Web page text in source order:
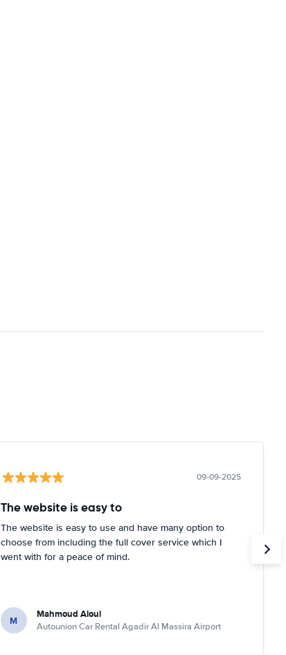
09-09-2025
The website is easy to
The website is easy to use and have many option to
choose from including the full cover service which I
went with for a peace of mind.
M Mahmoud Aloui
Autounion Car Rental Agadir Al Massira Airport